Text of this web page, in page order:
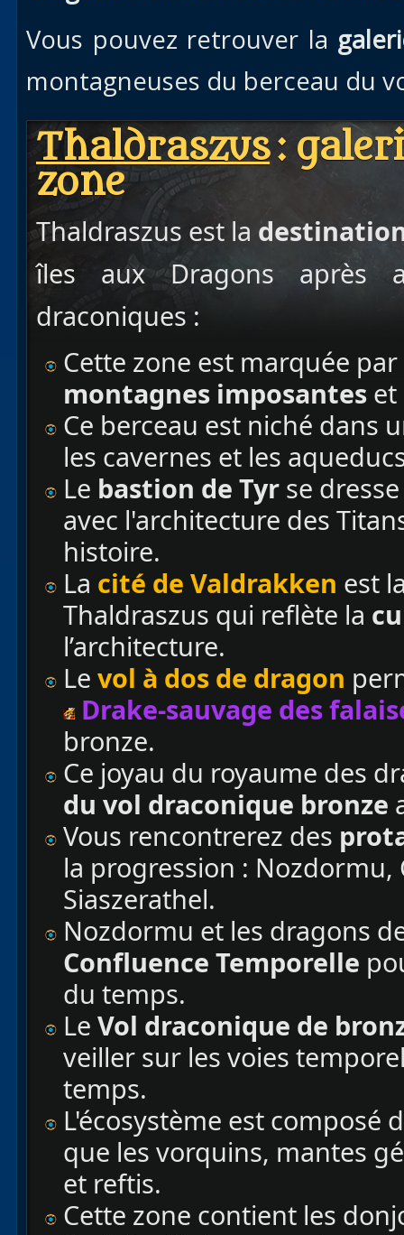
Vous pouvez retrouver la
montagneuses du berceau du
Thaldraszus:
zone
Thaldraszus est la
îles aux Dragons après
draconiques :
Cette zone est marquée par
montagnes imposantes
Ce berceau est niché dans
les cavernes et les
Le bastion de Tyr se
avec l'architecture des
histoire.
La cité de Valdrakken est
Thaldraszus qui reflète la
l’architecture.
Le vol à dos de dragon
Drake-sauvage des
bronze.
Ce joyau du royaume des
du vol draconique bronze
Vous rencontrerez des
la progression :
Siaszerathel.
Nozdormu et les dragons
Confluence Temporelle
du temps.
Le Vol draconique de
veiller sur les voies
temps.
L'écosystème est composé
que les vorquins, mantes
et reftis.
Cette zone contient les